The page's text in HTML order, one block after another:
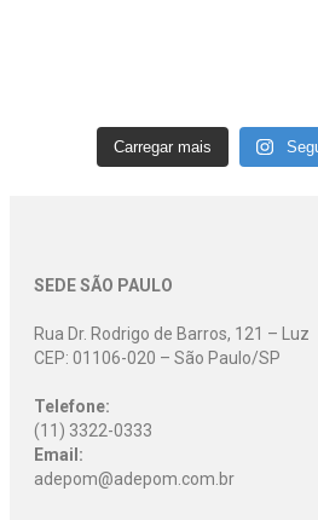
Carregar mais
SEDE SÃO PAULO
Rua Dr. Rodrigo de Barros, 121 – Luz
CEP: 01106-020 – São Paulo/SP
Telefone:
(11) 3322-0333
Email:
adepom@adepom.com.br